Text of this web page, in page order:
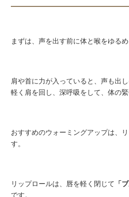
まずは、声を出す前に体と喉をゆるめ
肩や首に力が入っていると、声も出し
軽く肩を回し、深呼吸をして、体の緊
おすすめのウォーミングアップは、
す。
リップロールは、唇を軽く閉じて 「
です。